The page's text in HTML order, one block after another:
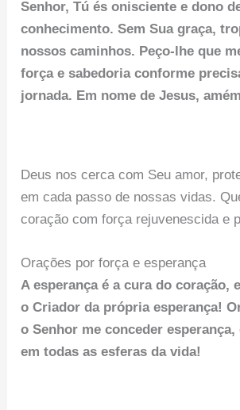
Senhor, Tú és onisciente e dono
conhecimento. Sem Sua graça,
nossos caminhos. Peço-lhe que
força e sabedoria conforme
jornada. Em nome de Jesus,
Deus nos cerca com Seu amor,
em cada passo de nossas vidas.
coração com força rejuvenescida e
Orações por força e esperança
A esperança é a cura do coração,
o Criador da própria esperança!
o Senhor me conceder
em todas as esferas da vida!